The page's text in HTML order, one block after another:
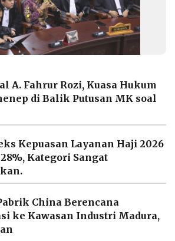
A. Fahrur Rozi, Kuasa Hukum
di Balik Putusan MK soal
Kepuasan Layanan Haji 2026
Kategori Sangat
China Berencana
ke Kawasan Industri Madura,